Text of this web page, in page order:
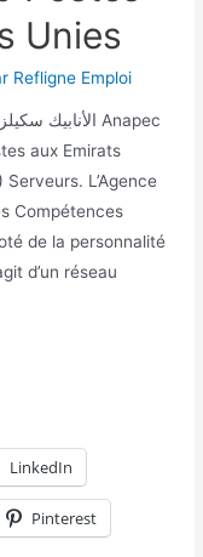
Unies
Refligne Emploi
aux Emirats
L’Agence
Compétences
de la personnalité
d’un réseau
LinkedIn
Pinterest